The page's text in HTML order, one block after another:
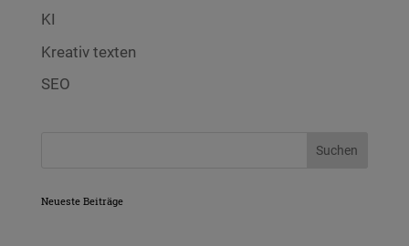
KI
Kreativ texten
SEO
Neueste Beiträge